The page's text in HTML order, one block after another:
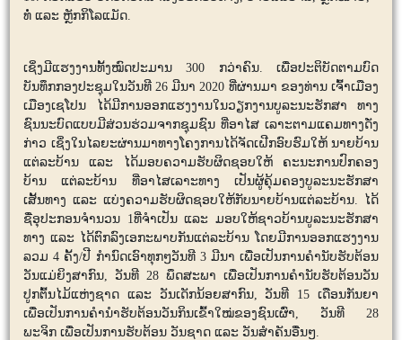
ທໍ່ ແລະ ຫຼັກກິໂລແມັດ.
ເຊິ່ງມີແຮງງານທັ້ງໝົດປະມານ 300 ກວ່າຄົນ.​ ເພື່ອປະຕິບັດຕາມບົດ
ບັນທຶກກອງປະຊຸມໃນວັນທີ 26 ມີນາ 2020 ທີ່ຜ່ານມາ ຂອງທ່ານ ເຈົ້າເມືອງ
ເມືອງເຊໂປນ ໄດ້ມີການອອກແຮງງານໃນວຽກງານບູລະນະຮັກສາ ທາງ
ຊົນນະບົດແບບມີສ່ວນຮ່ວມຈາກຊຸມຊົນ ທີ່ອາໄສ ເລາະຕາມແຄມທາງດັ່ງ
ກ່າວ ເຊິ່ງໃນໄລຍະຜ່ານມາທາງໂຄງການໄດ້ຈັດເຝີກອົບຮົມໃຫ້ ນາຍບ້ານ
ແຕ່ລະບ້ານ ແລະ ໄດ້ມອບຄວາມຮັບຜິດຊອບໃຫ້ ຄະນະການປົກຄອງ
ບ້ານ ແຕ່ລະບ້ານ ທີ່ອາໄສເລາະທາງ ເປັນຜູ້ຄຸ້ມຄອງບູລະນະຮັກສາ
ເສັ້ນທາງ ແລະ ແບ່ງຄວາມຮັບຜິດຊອບໃຫ້ກັບນາຍບ້ານແຕ່ລະບ້ານ. ໄດ້
ຊື່ອຸປະກອນຈໍານວນ 1​ທີ່ຈຳເປັນ ແລະ ມອບໃຫ້ຊາວບ້ານບູລະນະຮັກສາ
ທາງ ແລະ ໄດ້ຕົກລົງເອກະພາບກັນແຕ່ລະບ້ານ ໂດຍມີການອອກແຮງງານ
ລວມ 4 ຄັ້ງ/ປີ ກຳນົດເອົາທຸກໆວັນທີ 3 ມີນາ ເພື່ອເປັນການຄໍານັບຮັບຕ້ອນ
ວັນແມ່ຍິງສາກົນ,​ ວັນທີ 28 ພຶດສະພາ ເພື່ອເປັນການຄໍານັບຮັບຕ້ອນວັນ
ປູກຕົ້ນໄມ້ແຫ່ງຊາດ ແລະ ວັນເດັກນ້ອຍສາກົນ,​ ວັນທີ 15 ເດືອນກັນຍາ
ເພື່ອເປັນການຄຳນຳຮັບຕ້ອນວັນກິນເຂົ້າໃໝ່ຂອງຊົນເຜົ່າ,​ ວັນທີ 28
ພະຈິກ ເພື່ອເປັນການຮັບຕ້ອນ ວັນຊາດ ແລະ ວັນສໍາຄັນອື່ນໆ.